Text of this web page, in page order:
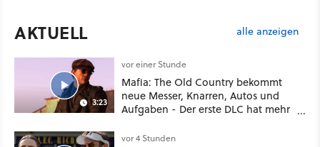
AKTUELL alle anzeigen
3:23
vor einer Stunde
Mafia: The Old Country bekommt
neue Messer, Knarren, Autos und
Aufgaben - Der erste DLC hat mehr
vor 4 Stunden